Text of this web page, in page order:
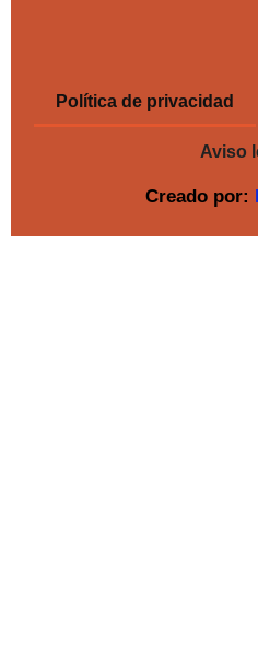
Política de privacidad
Aviso
Creado por: